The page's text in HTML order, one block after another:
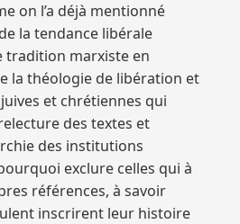
on l’a déjà mentionné
la tendance libérale
tradition marxiste en
la théologie de libération et
et chrétiennes qui
des textes et
des institutions
exclure celles qui à
références, à savoir
inscrirent leur histoire